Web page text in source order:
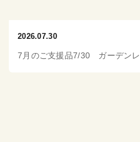
2026.07.30
7月のご支援品7/30 ガーデン